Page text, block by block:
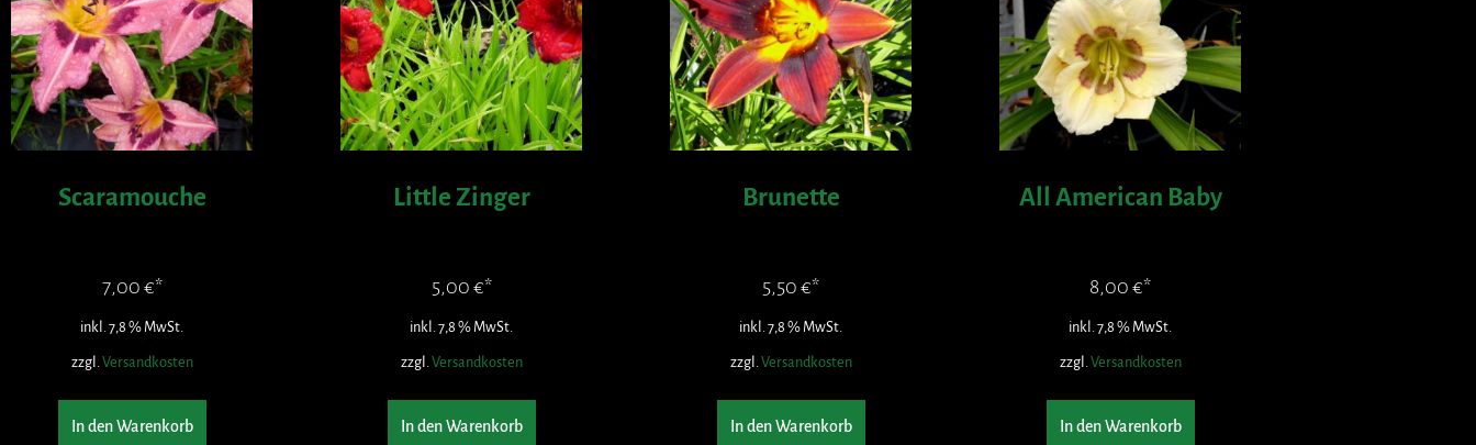
Scaramouche
7,00 €
inkl. 7,8 % MwSt.
zzgl. Versandkosten
In den Warenkorb
Little Zinger
5,00 €
inkl. 7,8 % MwSt.
zzgl. Versandkosten
In den Warenkorb
Brunette
5,50 €
inkl. 7,8 % MwSt.
zzgl. Versandkosten
In den Warenkorb
All American Baby
8,00 €
inkl. 7,8 % MwSt.
zzgl. Versandkosten
In den Warenkorb